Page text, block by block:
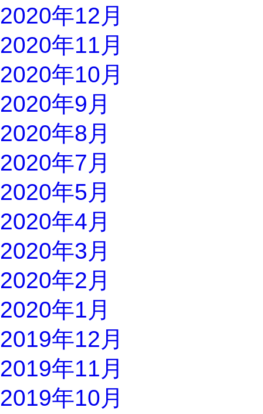
2020年12月
2020年11月
2020年10月
2020年9月
2020年8月
2020年7月
2020年5月
2020年4月
2020年3月
2020年2月
2020年1月
2019年12月
2019年11月
2019年10月